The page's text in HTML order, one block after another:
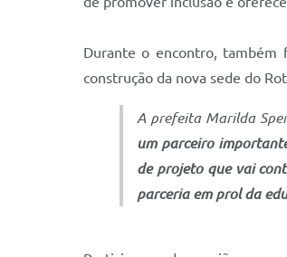
Durante o encontro, também
construção da nova sede do
A prefeita Marilda
um parceiro
de projeto que vai
parceria em prol da